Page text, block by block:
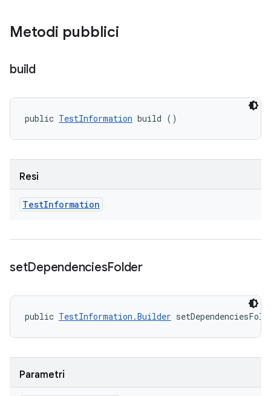
Metodi pubblici
build
public TestInformation build ()
Resi
TestInformation
setDependenciesFolder
public TestInformation.Builder
Parametri